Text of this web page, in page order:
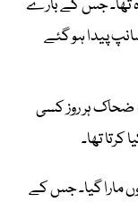
تھا۔ جس کے بارے
پیدا ہو گئے
ضحاک ہر روز کسی
تھا۔
مارا گیا۔ جس کے